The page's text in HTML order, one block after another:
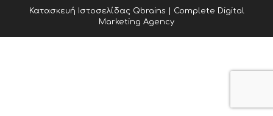
Κατασκευή Ιστοσελίδας Qbrains | Complete Digital
Marketing Agency